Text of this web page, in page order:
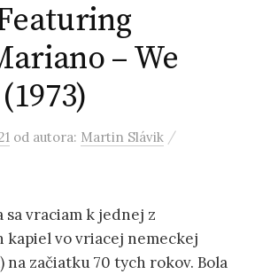
– We
od autora: Martin Slávik /
vraciam k jednej z
kapiel vo vriacej nemeckej
začiatku 70 tych rokov. Bola